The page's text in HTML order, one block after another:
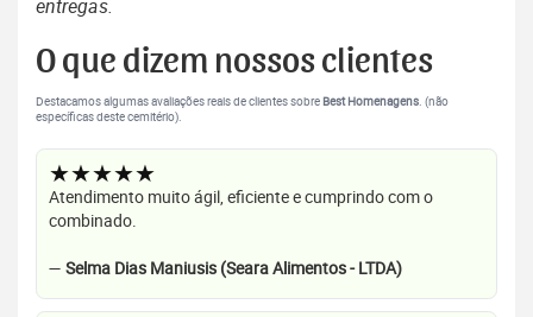
entregas.
O que dizem nossos clientes
Destacamos algumas avaliações reais de clientes sobreBest Homenagens. (não
específicas deste cemitério).
★★★★★
Atendimento muito ágil, eficiente e cumprindo com o
combinado.
— Selma Dias Maniusis (Seara Alimentos - LTDA)